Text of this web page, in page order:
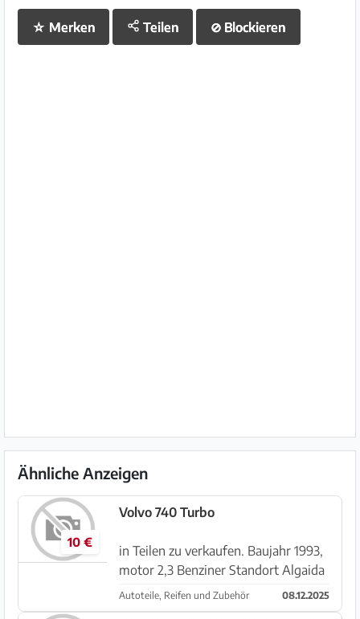
☆ Merken Teilen ⊘ Blockieren
Ähnliche Anzeigen
10 €
Volvo 740 Turbo
in Teilen zu verkaufen. Baujahr 1993,
motor 2,3 Benziner Standort Algaida
Autoteile, Reifen und Zubehör 08.12.2025